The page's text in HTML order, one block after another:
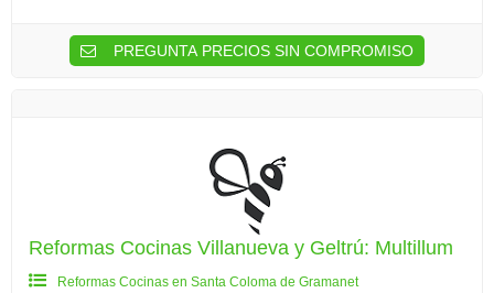
PREGUNTA PRECIOS SIN COMPROMISO
Reformas Cocinas Villanueva y Geltrú: Multillum
Reformas Cocinas en Santa Coloma de Gramanet